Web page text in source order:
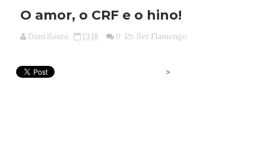
O amor, o CRF e o hino!
Dani Souto 13:18 0 Ser Flamengo
>